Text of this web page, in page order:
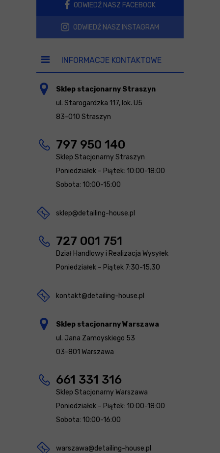
ODWIEDŹ NASZ FACEBOOK
ODWIEDŹ NASZ INSTAGRAM
INFORMACJE KONTAKTOWE
Sklep stacjonarny Straszyn
ul. Starogardzka 117, lok. U5
83-010 Straszyn
797 950 140
Sklep Stacjonarny Straszyn
Poniedziałek – Piątek: 10:00-18:00
Sobota: 10:00-15:00
sklep@detailing-house.pl
727 001 751
Dział Handlowy i Realizacja Wysyłek
Poniedziałek – Piątek 7:30-15.30
kontakt@detailing-house.pl
Sklep stacjonarny Warszawa
ul. Jana Zamoyskiego 53
03-801 Warszawa
661 331 316
Sklep Stacjonarny Warszawa
Poniedziałek – Piątek: 10:00-18:00
Sobota: 10:00-16:00
warszawa@detailing-house.pl